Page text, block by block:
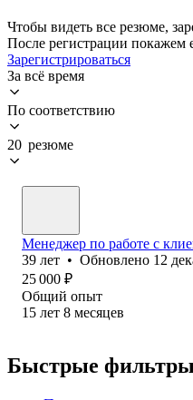
Чтобы видеть все резюме,
После регистрации покажем
Зарегистрироваться
За всё время
По соответствию
20 резюме
Менеджер по работе с
39 лет • Обновлено 12
25 000 ₽
Общий опыт
15 лет 8 месяцев
Быстрые фильтры